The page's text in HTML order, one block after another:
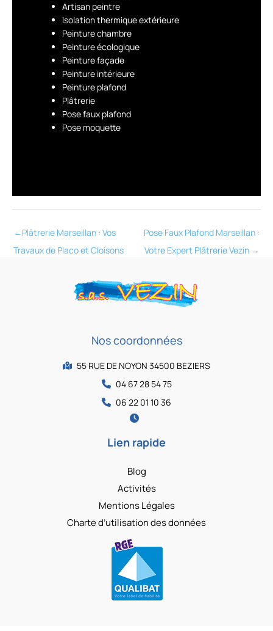
Artisan peintre
Isolation thermique extérieure
Peinture chambre
Peinture écologique
Peinture façade
Peinture intérieure
Peinture plafond
Plâtrerie
Pose faux plafond
Pose moquette
←Plâtrerie Marseillan : Vos
Travaux de Placo et Cloisons
Pose Faux Plafond Marseillan :
Votre Expert Plâtrerie Vezin →
Nos coordonnées
55 RUE DE NOYON 34500 BEZIERS
04 67 28 54 75
06 22 01 10 36
Lien rapide
Blog
Activités
Mentions Légales
Charte d’utilisation des données